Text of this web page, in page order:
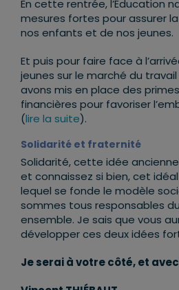
En cette rentrée, l’Éducation
mesures fortes pour assurer
nos enfants et de nos jeunes.
Et puis pour faire face à
jeunes sur le marché du
avons mis en place des
financières pour favoriser
(lire la suite).
Solidarité et fraternité
Solidarité, cette idée
et connaissez si bien, cet
lequel se fonde le modèle
sommes tous responsables
ensemble. Je sais que vous
développer ces deux idées
Je serai à votre côté, et